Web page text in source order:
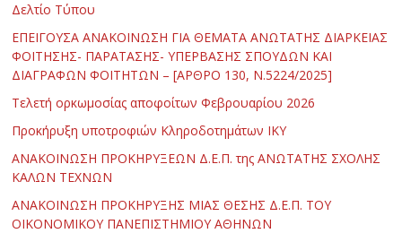
Δελτίο Τύπου
ΕΠΕΙΓΟΥΣΑ ΑΝΑΚΟΙΝΩΣΗ ΓΙΑ ΘΕΜΑΤΑ ΑΝΩΤΑΤΗΣ ΔΙΑΡΚΕΙΑΣ
ΦΟΙΤΗΣΗΣ- ΠΑΡΑΤΑΣΗΣ- ΥΠΕΡΒΑΣΗΣ ΣΠΟΥΔΩΝ ΚΑΙ
ΔΙΑΓΡΑΦΩΝ ΦΟΙΤΗΤΩΝ – [ΑΡΘΡΟ 130, Ν.5224/2025]
Τελετή ορκωμοσίας αποφοίτων Φεβρουαρίου 2026
Προκήρυξη υποτροφιών Κληροδοτημάτων ΙΚΥ
ΑΝΑΚΟΙΝΩΣΗ ΠΡΟΚΗΡΥΞΕΩΝ Δ.Ε.Π. της ΑΝΩΤΑΤΗΣ ΣΧΟΛΗΣ
ΚΑΛΩΝ ΤΕΧΝΩΝ
ΑΝΑΚΟΙΝΩΣΗ ΠΡΟΚΗΡΥΞΗΣ ΜΙΑΣ ΘΕΣΗΣ Δ.Ε.Π. ΤΟΥ
ΟΙΚΟΝΟΜΙΚΟΥ ΠΑΝΕΠΙΣΤΗΜΙΟΥ ΑΘΗΝΩΝ